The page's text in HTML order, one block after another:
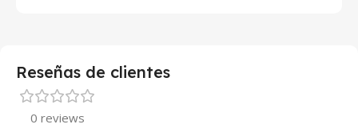
Reseñas de clientes
0 reviews